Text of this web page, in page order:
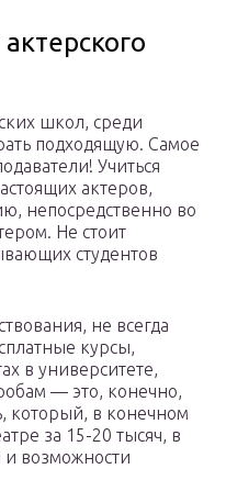
школ, среди
подходящую. Самое
Учиться
актеров,
непосредственно во
Не стоит
студентов
не всегда
курсы,
в университете,
— это, конечно,
который, в конечном
за 15-20 тысяч, в
и возможности